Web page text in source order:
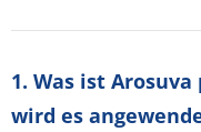
1. Was ist
wird es